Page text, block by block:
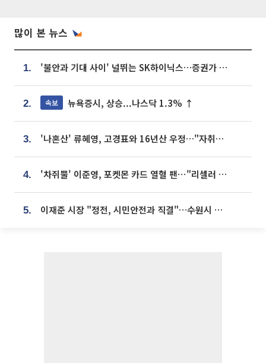
많이 본 뉴스
1. '불안과 기대 사이' 널뛰는 SK하이닉스…증권가 "HBM4·LTA 기반 펀터멘털 견고"
2. 속보 뉴욕증시, 상승...나스닥 1.3% ↑
3. '나혼산' 류혜영, 고경표와 16년산 우정…"자취방서 부모님과 마주쳐"
4. '차쥐뿔' 이준영, 포켓몬 카드 열혈 팬⋯"리셀러 처단할 것"
5. 이재준 시장 "정전, 시민안전과 직결"…수원시 비상대응체계 가동